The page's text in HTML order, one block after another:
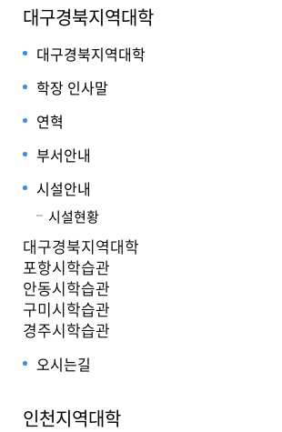
대구경북지역대학
대구경북지역대학
학장 인사말
연혁
부서안내
시설안내
시설현황
대구경북지역대학
포항시학습관
안동시학습관
구미시학습관
경주시학습관
오시는길
인천지역대학